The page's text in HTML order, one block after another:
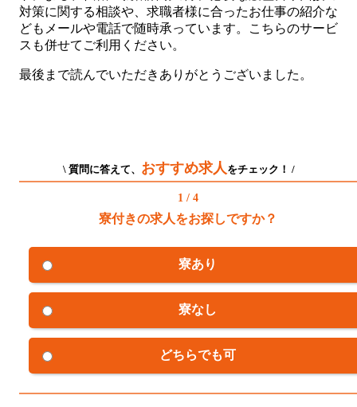
対策に関する相談や、求職者様に合ったお仕事の紹介な
どもメールや電話で随時承っています。こちらのサービ
スも併せてご利用ください。
最後まで読んでいただきありがとうございました。
\ 質問に答えて、 おすすめ求人 をチェック！ /
1 / 4
寮付きの求人をお探しですか？
寮あり
寮なし
どちらでも可